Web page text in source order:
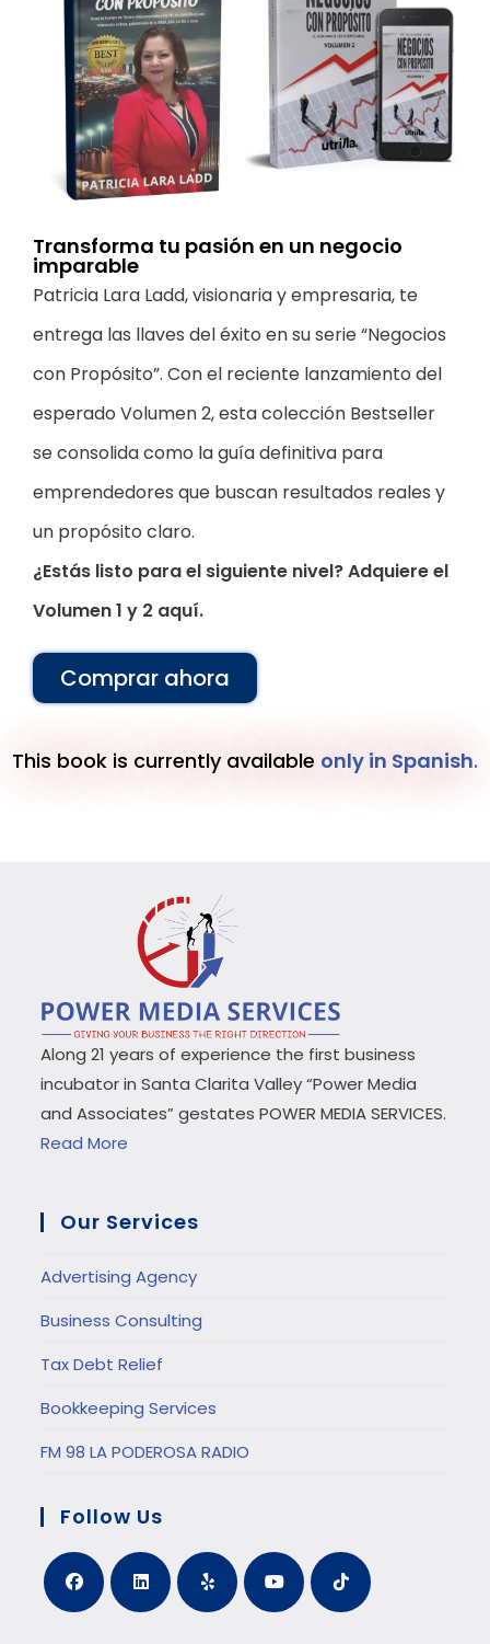
Transforma tu pasión en un negocio
imparable
Patricia Lara Ladd, visionaria y empresaria, te
entrega las llaves del éxito en su serie “Negocios
con Propósito”. Con el reciente lanzamiento del
esperado Volumen 2, esta colección Bestseller
se consolida como la guía definitiva para
emprendedores que buscan resultados reales y
un propósito claro.
¿Estás listo para el siguiente nivel? Adquiere el
Volumen 1 y 2 aquí.
Comprar ahora
This book is currently available only in Spanish.
Along 21 years of experience the first business
incubator in Santa Clarita Valley “Power Media
and Associates” gestates POWER MEDIA SERVICES.
Read More
Our Services
Advertising Agency
Business Consulting
Tax Debt Relief
Bookkeeping Services
FM 98 LA PODEROSA RADIO
Follow Us